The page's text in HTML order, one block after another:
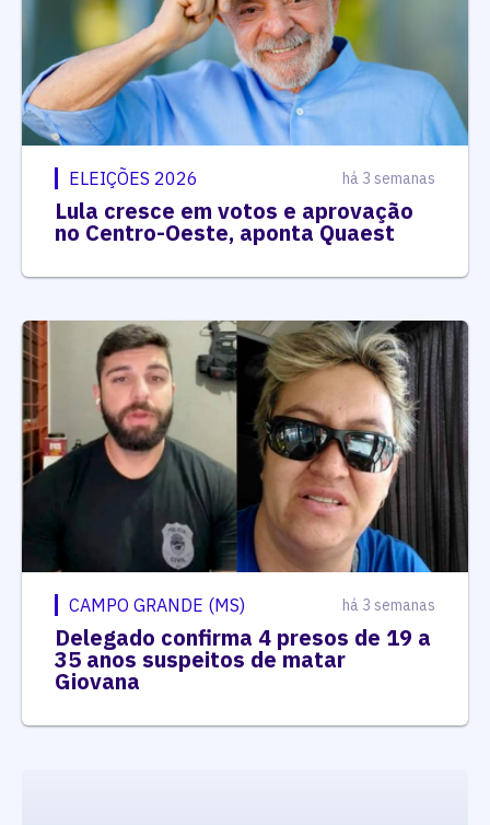
ELEIÇÕES 2026 há 3 semanas
Lula cresce em votos e aprovação
no Centro-Oeste, aponta Quaest
CAMPO GRANDE (MS) há 3 semanas
Delegado confirma 4 presos de 19 a
35 anos suspeitos de matar
Giovana